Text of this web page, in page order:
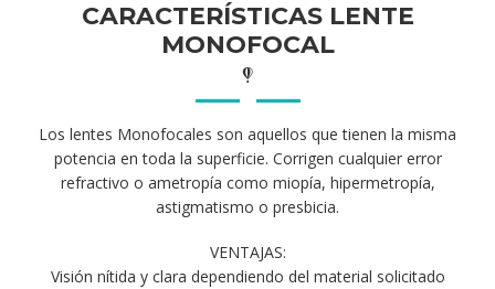
CARACTERÍSTICAS LENTE
MONOFOCAL
Los lentes Monofocales son aquellos que tienen la misma
potencia en toda la superficie. Corrigen cualquier error
refractivo o ametropía como miopía, hipermetropía,
astigmatismo o presbicia.
VENTAJAS:
Visión nítida y clara dependiendo del material solicitado